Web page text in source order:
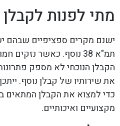
מתי לפנות לקבלן
ישנם מקרים ספציפיים שבהם
תמ"א 38 נוסף. כאשר
הקבלן הנוכחי לא מספק
את שירותיו של קבלן נוסף.
כדי למצוא את הקבלן המתאים
מקצועיים ואיכותיים.